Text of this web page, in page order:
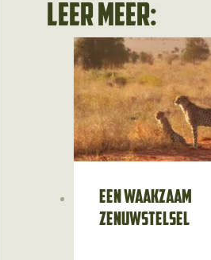
Leer meer:
Een waakzaam
zenuwstelsel